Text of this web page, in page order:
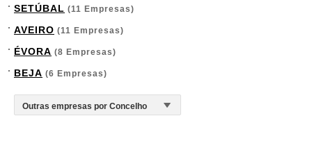
SETÚBAL (11 Empresas)
AVEIRO (11 Empresas)
ÉVORA (8 Empresas)
BEJA (6 Empresas)